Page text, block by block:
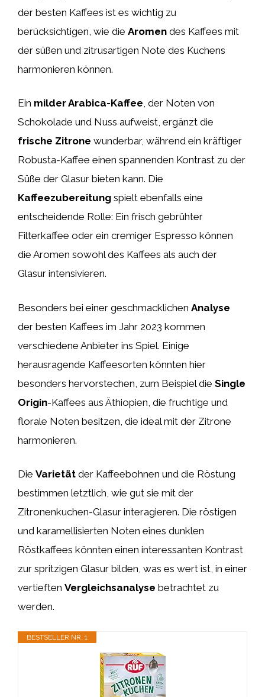
der besten Kaffees ist es wichtig zu
berücksichtigen, wie die Aromen des Kaffees mit
der süßen und zitrusartigen Note des Kuchens
harmonieren können.
Ein milder Arabica-Kaffee, der Noten von
Schokolade und Nuss aufweist, ergänzt die
frische Zitrone wunderbar, während ein kräftiger
Robusta-Kaffee einen spannenden Kontrast zu der
Süße der Glasur bieten kann. Die
Kaffeezubereitung spielt ebenfalls eine
entscheidende Rolle: Ein frisch gebrühter
Filterkaffee oder ein cremiger Espresso können
die Aromen sowohl des Kaffees als auch der
Glasur intensivieren.
Besonders bei einer geschmacklichen Analyse
der besten Kaffees im Jahr 2023 kommen
verschiedene Anbieter ins Spiel. Einige
herausragende Kaffeesorten könnten hier
besonders hervorstechen, zum Beispiel die Single
Origin-Kaffees aus Äthiopien, die fruchtige und
florale Noten besitzen, die ideal mit der Zitrone
harmonieren.
Die Varietät der Kaffeebohnen und die Röstung
bestimmen letztlich, wie gut sie mit der
Zitronenkuchen-Glasur interagieren. Die röstigen
und karamellisierten Noten eines dunklen
Röstkaffees könnten einen interessanten Kontrast
zur spritzigen Glasur bilden, was es wert ist, in einer
vertieften Vergleichsanalyse betrachtet zu
werden.
BESTSELLER NR. 1